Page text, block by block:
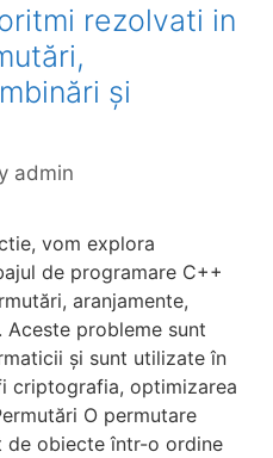
rezolvati in
și
admin
vom explora
de programare C++
aranjamente,
probleme sunt
și sunt utilizate în
criptografia, optimizarea
O permutare
de obiecte într-o ordine